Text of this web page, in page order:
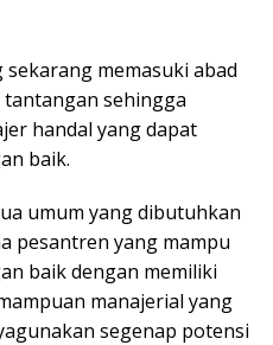
memasuki abad
sehingga
handal yang dapat
baik.
umum yang dibutuhkan
pesantren yang mampu
baik dengan memiliki
manajerial yang
segenap potensi